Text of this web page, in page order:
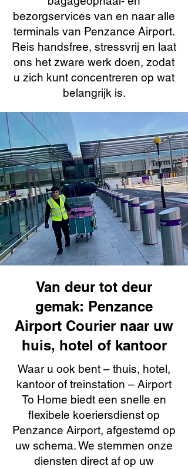
bezorgservices van en naar alle
terminals van Penzance Airport.
Reis handsfree, stressvrij en laat
ons het zware werk doen, zodat
u zich kunt concentreren op wat
belangrijk is.
Van deur tot deur
gemak: Penzance
Airport Courier naar uw
huis, hotel of kantoor
Waar u ook bent – thuis, hotel,
kantoor of treinstation – Airport
To Home biedt een snelle en
flexibele koeriersdienst op
Penzance Airport, afgestemd op
uw schema. We stemmen onze
diensten direct af op uw